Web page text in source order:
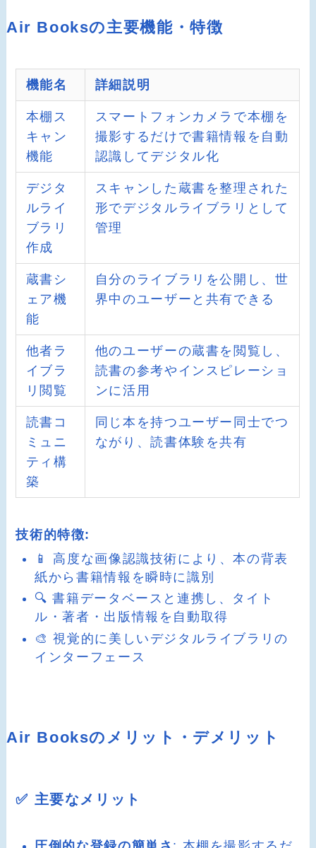
Air Booksの主要機能・特徴
機能名 詳細説明
本棚ス
キャン
機能
スマートフォンカメラで本棚を
撮影するだけで書籍情報を自動
認識してデジタル化
デジタ
ルライ
ブラリ
作成
スキャンした蔵書を整理された
形でデジタルライブラリとして
管理
蔵書シ
ェア機
能
自分のライブラリを公開し、世
界中のユーザーと共有できる
他者ラ
イブラ
リ閲覧
他のユーザーの蔵書を閲覧し、
読書の参考やインスピレーショ
ンに活用
読書コ
ミュニ
ティ構
築
同じ本を持つユーザー同士でつ
ながり、読書体験を共有
技術的特徴:
📱 高度な画像認識技術により、本の背表
紙から書籍情報を瞬時に識別
🔍 書籍データベースと連携し、タイト
ル・著者・出版情報を自動取得
🎨 視覚的に美しいデジタルライブラリの
インターフェース
Air Booksのメリット・デメリット
✅ 主要なメリット